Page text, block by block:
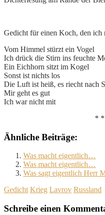
Gedicht für einen Koch, den ich
Vom Himmel stürzt ein Vogel
Ich drück die Stirn ins feuchte
Ein Eichhorn sitzt im Kogel
Sonst ist nichts los
Die Luft ist heiß, es riecht nach
Mir geht es gut
Ich war nicht mit
*
Ähnliche Beiträge:
Was macht eigentlich…
Was macht eigentlich…
Was sagt eigentlich Herr
Gedicht Krieg Lavrov Russland
Schreibe einen